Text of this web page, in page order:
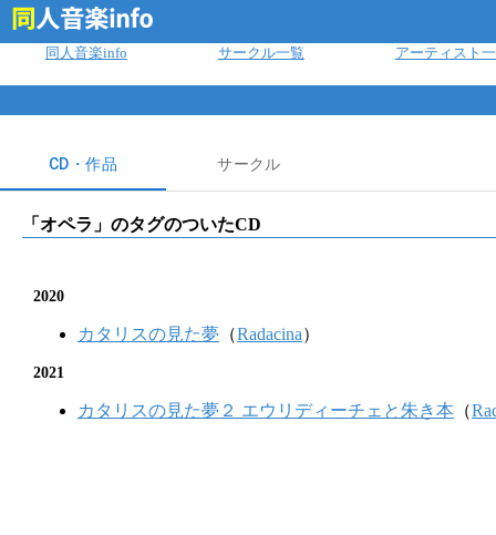
同人音楽info サークル一覧 アーティスト
CD・作品 サークル
「 オペラ 」のタグのついたCD
2020
カタリスの見た夢 （Radacina）
2021
カタリスの見た夢２ エウリディーチェと朱き本 （